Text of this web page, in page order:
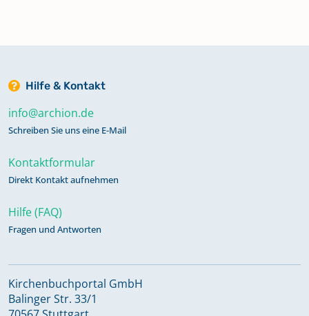
Hilfe & Kontakt
info@archion.de
Schreiben Sie uns eine E-Mail
Kontaktformular
Direkt Kontakt aufnehmen
Hilfe (FAQ)
Fragen und Antworten
Kirchenbuchportal GmbH
Balinger Str. 33/1